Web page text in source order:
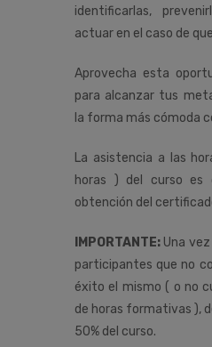
identificarlas,
actuar en el caso de
Aprovecha esta
para alcanzar tus
la forma más cómoda
La asistencia a las
horas ) del curso es
obtención del
IMPORTANTE: Una
participantes que no
éxito el mismo ( o no
de horas formativas ),
50% del curso.